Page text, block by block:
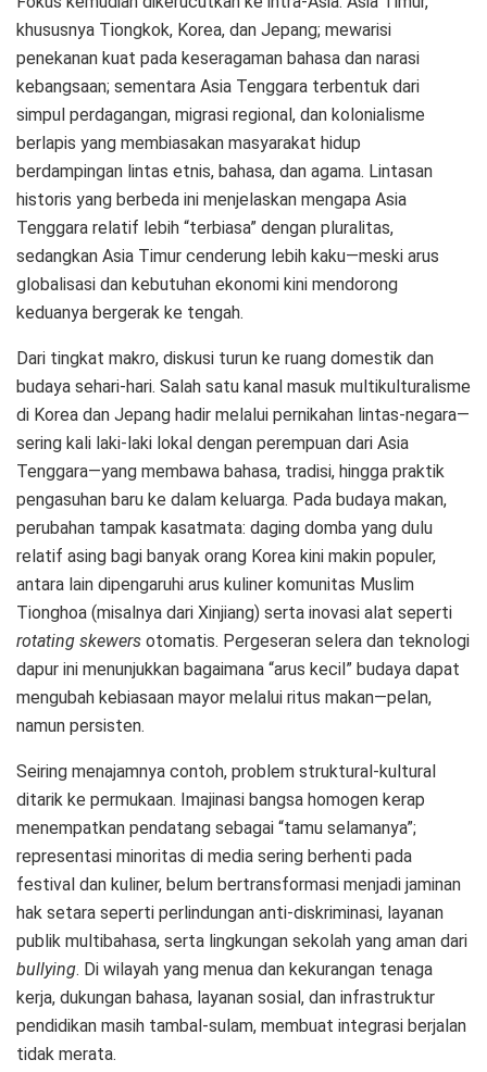
khususnya Tiongkok, Korea, dan Jepang; mewarisi
penekanan kuat pada keseragaman bahasa dan narasi
kebangsaan; sementara Asia Tenggara terbentuk dari
simpul perdagangan, migrasi regional, dan kolonialisme
berlapis yang membiasakan masyarakat hidup
berdampingan lintas etnis, bahasa, dan agama. Lintasan
historis yang berbeda ini menjelaskan mengapa Asia
Tenggara relatif lebih “terbiasa” dengan pluralitas,
sedangkan Asia Timur cenderung lebih kaku—meski arus
globalisasi dan kebutuhan ekonomi kini mendorong
keduanya bergerak ke tengah.
Dari tingkat makro, diskusi turun ke ruang domestik dan
budaya sehari-hari. Salah satu kanal masuk multikulturalisme
di Korea dan Jepang hadir melalui pernikahan lintas-negara—
sering kali laki-laki lokal dengan perempuan dari Asia
Tenggara—yang membawa bahasa, tradisi, hingga praktik
pengasuhan baru ke dalam keluarga. Pada budaya makan,
perubahan tampak kasatmata: daging domba yang dulu
relatif asing bagi banyak orang Korea kini makin populer,
antara lain dipengaruhi arus kuliner komunitas Muslim
Tionghoa (misalnya dari Xinjiang) serta inovasi alat seperti
rotating skewers otomatis. Pergeseran selera dan teknologi
dapur ini menunjukkan bagaimana “arus kecil” budaya dapat
mengubah kebiasaan mayor melalui ritus makan—pelan,
namun persisten.
Seiring menajamnya contoh, problem struktural-kultural
ditarik ke permukaan. Imajinasi bangsa homogen kerap
menempatkan pendatang sebagai “tamu selamanya”;
representasi minoritas di media sering berhenti pada
festival dan kuliner, belum bertransformasi menjadi jaminan
hak setara seperti perlindungan anti-diskriminasi, layanan
publik multibahasa, serta lingkungan sekolah yang aman dari
bullying. Di wilayah yang menua dan kekurangan tenaga
kerja, dukungan bahasa, layanan sosial, dan infrastruktur
pendidikan masih tambal-sulam, membuat integrasi berjalan
tidak merata.